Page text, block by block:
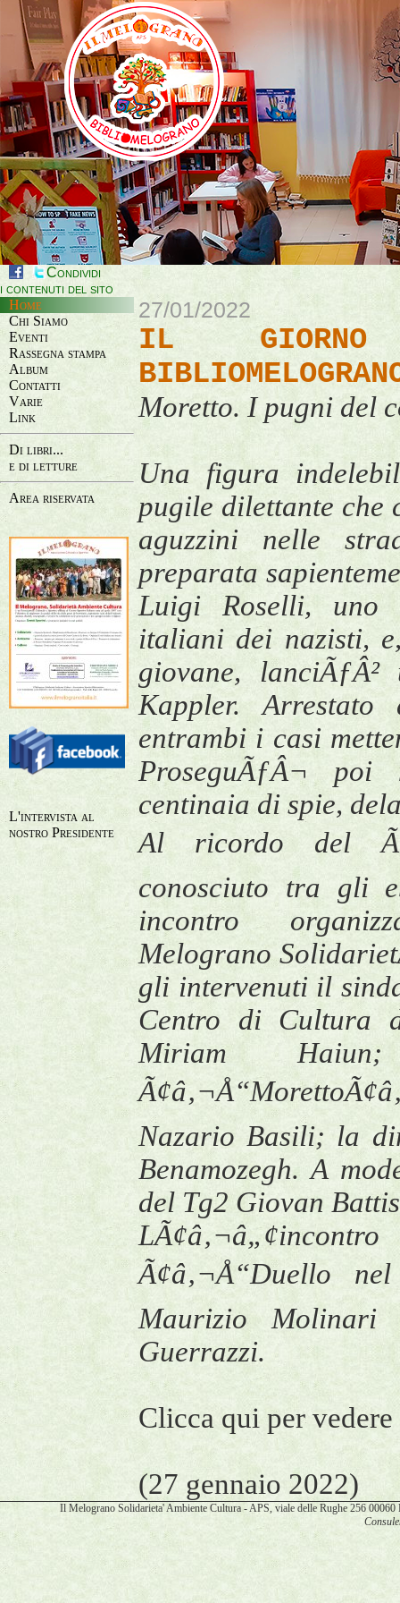
Condividi
i contenuti del sito
Home
Chi Siamo
Eventi
Rassegna stampa
Album
Contatti
Varie
Link
Di libri...
e di letture
Area riservata
L'intervista al
nostro Presidente
27/01/2022
IL
Moretto. I pugni del
Una figura
pugile dilettante che
aguzzini nelle
preparata
Luigi Roselli, uno
italiani dei nazisti,
giovane,
Kappler.
entrambi i casi
ProseguÃƒÂ¬
centinaia di spie,
Al ricordo del
conosciuto tra gli
incontro
Melograno
gli intervenuti il
Centro di Cultura
Miriam
Nazario Basili; la
Benamozegh. A
del Tg2 Giovan
Ã¢â‚¬Å“Duello
Maurizio
Guerrazzi.
Clicca qui per
(27 gennaio 2022)
Il Melograno Solidarieta' Ambiente Cultura - APS, viale delle Rughe 256